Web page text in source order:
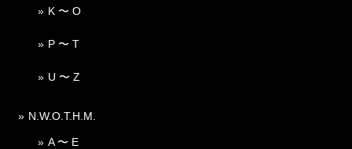
K 〜 O
P 〜 T
U 〜 Z
N.W.O.T.H.M.
A 〜 E